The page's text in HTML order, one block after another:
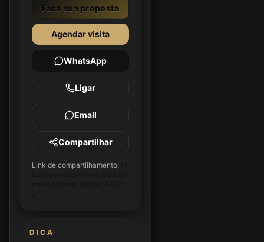
Faça sua proposta
Agendar visita
WhatsApp
Ligar
Email
Compartilhar
Link de compartilhamento:
DICA